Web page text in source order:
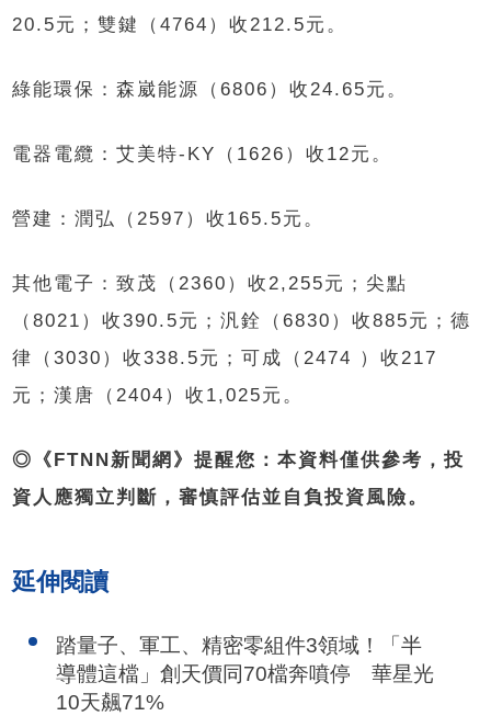
20.5元；雙鍵（4764）收212.5元。
綠能環保：森崴能源（6806）收24.65元。
電器電纜：艾美特-KY（1626）收12元。
營建：潤弘（2597）收165.5元。
其他電子：致茂（2360）收2,255元；尖點
（8021）收390.5元；汎銓（6830）收885元；德
律（3030）收338.5元；可成（2474 ）收217
元；漢唐（2404）收1,025元。
◎《FTNN新聞網》提醒您：本資料僅供參考，投
資人應獨立判斷，審慎評估並自負投資風險。
延伸閱讀
踏量子、軍工、精密零組件3領域！「半
導體這檔」創天價同70檔奔噴停 華星光
10天飆71%